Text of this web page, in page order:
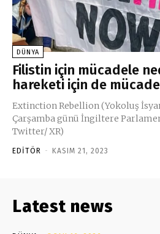
DÜNYA
Filistin için mücadele
hareketi için de
Extinction Rebellion (Yokoluş
Çarşamba günü İngiltere
Twitter/ XR)
EDITÖR - KASIM 21, 2023
Latest news